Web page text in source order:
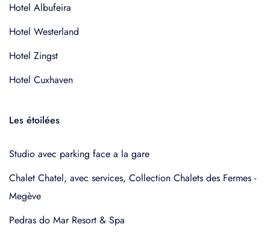
Hotel Albufeira
Hotel Westerland
Hotel Zingst
Hotel Cuxhaven
Les étoilées
Studio avec parking face a la gare
Chalet Chatel, avec services, Collection Chalets des Fermes -
Megève
Pedras do Mar Resort & Spa